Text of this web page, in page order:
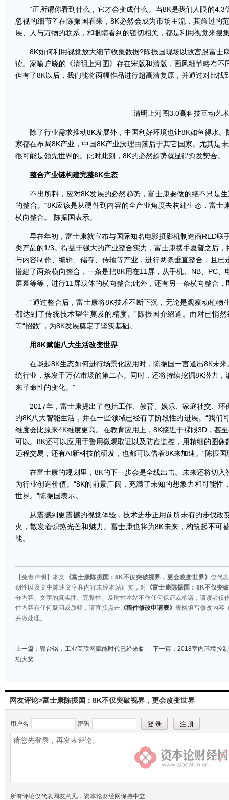
“正所谓你看到什么，它才会变成什么。当8K是我们人眼的4.3
忽视的细节?”在陈振国看来，8K必然会成为市场主流，其跨过的
展、人与万物的联系，和眼睛看到的密切相关，都是利用视觉来搜
8K如何利用视觉放大细节收集数据?陈振国现场以故宫跟富士
读。家喻户晓的《清明上河图》存在宋版和清版，画风细节略有不
但有了8K以后，我们能将两幅作品进行超高清复原，并通过对比找
清明上河图3.0高科技互动艺
除了行业需求推动8K发展外，中国利好环境也让8K如鱼得水。
家都在布局8K产业，中国8K产业没理由落后于其它国家。尤其是
很可能是领先世界的。此时此刻，8K的必然趋势就显得愈发契合。
整合产业链构建完整8K生态
不出所料，应对8K发展的必然趋势，富士康要做的绝不只是生
的整合。“8K应该是从硬件到内容的全产业角度去构建生态，富士
横向整合。”陈振国表示。
早在年初，富士康就宣布与国际知名电影摄影机制造商RED联
类产品的1/3。得益于强大的产业整合实力，富士康携手夏普之后
与内容制作、编辑、储存、传输等产业，进行两条垂直整合，且已
搭建了两条横向整合，一条是把8K用在11屏，从手机、NB、PC
屏幕等等，进行11屏载体的横向整合;此外，还有另一条横向整合
“通过整合后，富士康将8K技术不断下沉，无论是观察动植物
都达到了传统技术望尘莫及的精度。”陈振国介绍道。面对已悄
等“招数”，为8K发展奠定了坚实基础。
用8K赋能八大生活改变世界
在谈起8K生态如何进行场景化应用时，陈振国一言道出8K未来
统行业，焕发千万亿市场的第二春。同时，还将持续挖掘8K潜力
来革命性的变化。”
2017年，富士康提出了包括工作、教育、娱乐、家庭社交、环
的8K八大智能生活，并在一些领域已经有了阶段性的进展。“我们
维度会比原来4K维度更高。在教育应用上，8K接近于裸眼3D，甚
可以。8K还可以应用于警用微观取证以及防盗监控，用精细的图
远程交易，还有AI新科技的研发，也都可以借着8K来加速。“陈振国
在富士康的规划里，8K的下一步会是全线出击。未来还将切入
为行业创造价值。“8K的前景广阔，充满了未知的想象力和可能性
世界。”陈振国表示。
从震撼到更震撼的视觉体验，技术进步正用前所未有的步伐改
火，散发着炽热光芒和魅力。富士康也将为8K未来，构筑起不可
能。
【免责声明】本文 《富士康陈振国：8K不仅突破视界，更会改变世界》 仅代
创性以及文中陈述文字和内容未经本站证实，对 《富士康陈振国：8K不仅突
分内容、文字的真实性、完整性、及时性本站不作任何保证或承诺，请读者仅
件内容有任何疑问或质疑，请直接点击《稿件修改申请表》 表格填写修改内容
并做处理。
上一篇：郭台铭：工业互联网赋能时代已经来临 下一篇：2018室内环境控
项大奖
网友评论>富士康陈振国：8K不仅突破视界，更会改变世界
用户名 密码
所有评论仅代表网友意见，资本论财经网保持中立